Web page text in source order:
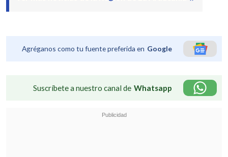
Agréganos como tu fuente preferida en Google
Suscríbete a nuestro canal de Whatsapp